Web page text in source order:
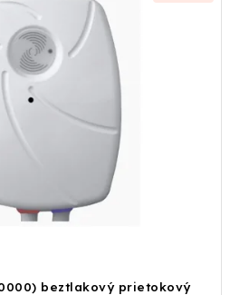
beztlakový prietokový